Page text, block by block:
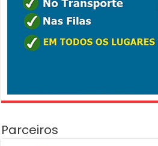
Parceiros